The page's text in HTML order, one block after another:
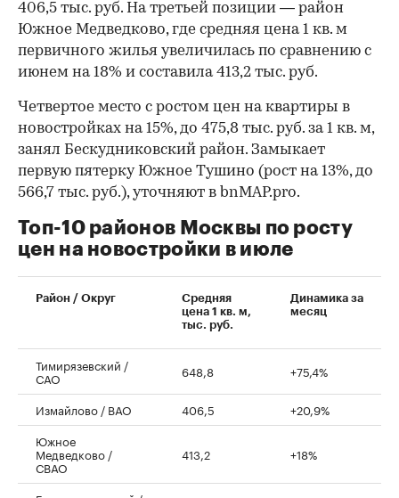
406,5 тыс. руб. На третьей позиции — район
Южное Медведково, где средняя цена 1 кв. м
первичного жилья увеличилась по сравнению с
июнем на 18% и составила 413,2 тыс. руб.
00:00 / 00:00
Четвертое место с ростом цен на квартиры в
новостройках на 15%, до 475,8 тыс. руб. за 1 кв. м,
занял Бескудниковский район. Замыкает
первую пятерку Южное Тушино (рост на 13%, до
566,7 тыс. руб.), уточняют в bnMAP.pro.
Топ-10 районов Москвы по росту
цен на новостройки в июле
Район / Округ
Средняя
цена 1 кв. м,
тыс. руб.
Динамика за
месяц
Тимирязевский /
САО 648,8 +75,4%
Измайлово / ВАО 406,5
+20,9%
Южное
Медведково /
СВАО
413,2 +18%